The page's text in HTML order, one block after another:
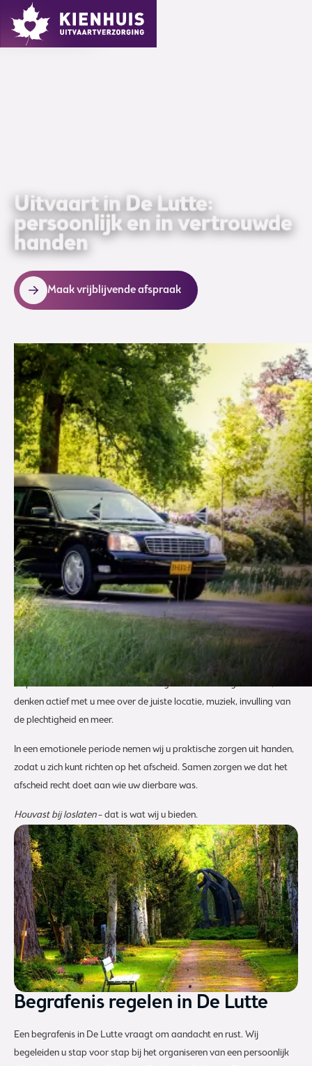
MENU
Uitvaart in De Lutte:
persoonlijk en in vertrouwde
handen
Maak vrijblijvende afspraak
Een uitvaart in De Lutte regelen? Kienhuis
Uitvaartverzorging helpt u met rust, aandacht
en kennis van de lokale mogelijkheden bij het
organiseren van een persoonlijk afscheid.
Uitvaart in De Lutte – Kienhuis
Uitvaartverzorging staat u bij
Een overlijden brengt verdriet, vragen en onzekerheid met zich mee.
Juist dan is het fijn als iemand naast u staat die weet wat er moet
gebeuren. Kienhuis Uitvaartverzorging uit Denekamp begeleidt al
meer dan 40 jaar families in De Lutte en omgeving bij het
organiseren van een uitvaart die écht past.
Of het nu gaat om een begrafenis of crematie, wij luisteren goed naar
uw wensen en helpen u bij het vormgeven van een persoonlijk en
respectvol afscheid. We kennen de regio en de lokale gebruiken, en
denken actief met u mee over de juiste locatie, muziek, invulling van
de plechtigheid en meer.
In een emotionele periode nemen wij u praktische zorgen uit handen,
zodat u zich kunt richten op het afscheid. Samen zorgen we dat het
afscheid recht doet aan wie uw dierbare was.
Houvast bij loslaten– dat is wat wij u bieden.
Begrafenis regelen in De Lutte
Een begrafenis in De Lutte vraagt om aandacht en rust. Wij
begeleiden u stap voor stap bij het organiseren van een persoonlijk